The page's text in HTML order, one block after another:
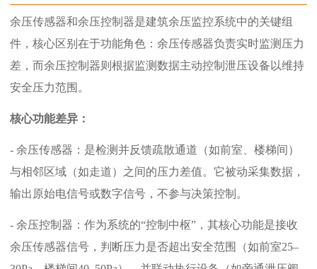
余压传感器和余压控制器是建筑余压监控系统中的关键组
件，核心区别在于功能角色：余压传感器负责实时监测压力
差，而余压控制器则根据监测数据主动控制泄压设备以维持
安全压力范围。
核心功能差异：
- 余压传感器：是检测并反馈疏散通道（如前室、楼梯间）
与相邻区域（如走道）之间的压力差值。它被动采集数据，
输出原始电信号或数字信号，不参与决策控制。
- 余压控制器：作为系统的“控制中枢”，其核心功能是接收
余压传感器信号，判断压力是否超出安全范围（如前室25–